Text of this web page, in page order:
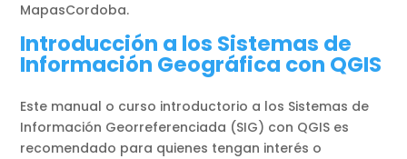
MapasCordoba.
Introducción a los Sistemas de
Información Geográfica con QGIS
Este manual o curso introductorio a los Sistemas de
Información Georreferenciada (SIG) con QGIS es
recomendado para quienes tengan interés o